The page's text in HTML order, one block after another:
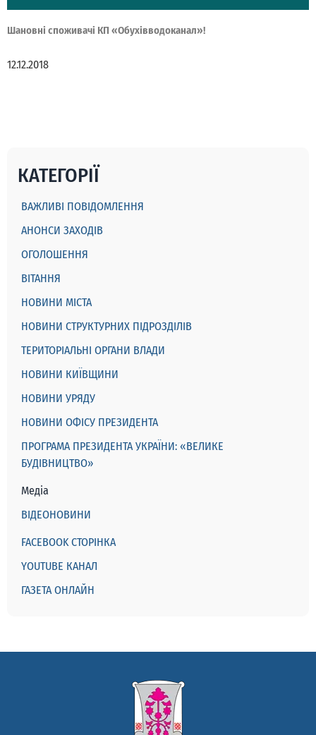
Шановні споживачі КП «Обухівводоканал»!
12.12.2018
КАТЕГОРІЇ
ВАЖЛИВІ ПОВІДОМЛЕННЯ
АНОНСИ ЗАХОДІВ
ОГОЛОШЕННЯ
ВІТАННЯ
НОВИНИ МІСТА
НОВИНИ СТРУКТУРНИХ ПІДРОЗДІЛІВ
ТЕРИТОРІАЛЬНІ ОРГАНИ ВЛАДИ
НОВИНИ КИЇВЩИНИ
НОВИНИ УРЯДУ
НОВИНИ ОФІСУ ПРЕЗИДЕНТА
ПРОГРАМА ПРЕЗИДЕНТА УКРАЇНИ: «ВЕЛИКЕ
БУДІВНИЦТВО»
Медіа
ВІДЕОНОВИНИ
FACEBOOK СТОРІНКА
YOUTUBE КАНАЛ
ГАЗЕТА ОНЛАЙН